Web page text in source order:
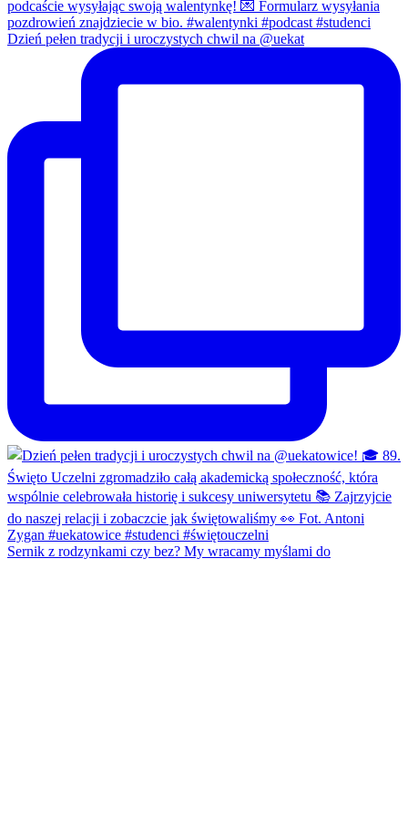
Dzień pełen tradycji i uroczystych chwil na @uekat
Sernik z rodzynkami czy bez? My wracamy myślami do